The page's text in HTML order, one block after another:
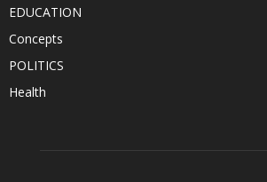
EDUCATION
Concepts
POLITICS
Health